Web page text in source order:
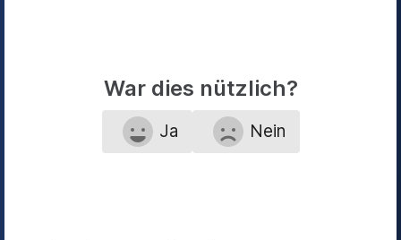
War dies nützlich?
Ja Nein